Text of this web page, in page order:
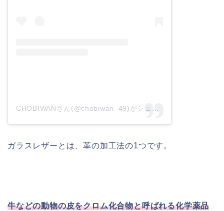
ガラスレザーとは、革の加工法の1つです。
牛などの動物の皮をクロム化合物と呼ばれる化学薬品